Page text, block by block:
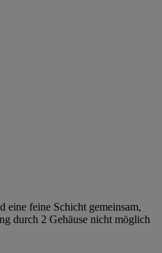
eine feine Schicht gemeinsam,
durch 2 Gehäuse nicht möglich